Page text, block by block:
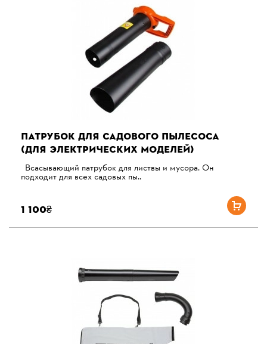
ПАТРУБОК ДЛЯ САДОВОГО ПЫЛЕСОСА
(ДЛЯ ЭЛЕКТРИЧЕСКИХ МОДЕЛЕЙ)
Всасывающий патрубок для листвы и мусора. Он
подходит для всех садовых пы..
1 100₴